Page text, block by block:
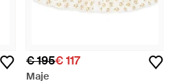
€ 195€ 117
Maje